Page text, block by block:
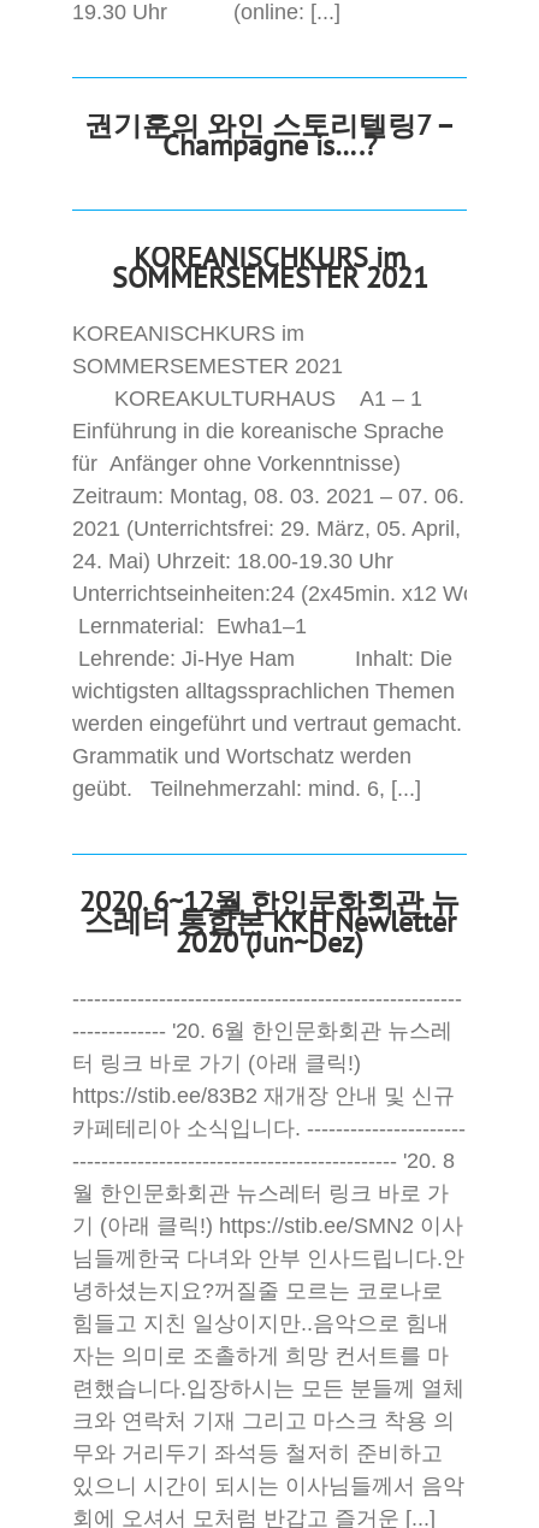
19.30 Uhr (online: [...]
권기훈의 와인 스토리텔링7 –
Champagne is….?
KOREANISCHKURS im
SOMMERSEMESTER 2021
KOREANISCHKURS im
SOMMERSEMESTER 2021
KOREAKULTURHAUS A1 – 1
Einführung in die koreanische Sprache
für Anfänger ohne Vorkenntnisse)
Zeitraum: Montag, 08. 03. 2021 – 07. 06.
2021 (Unterrichtsfrei: 29. März, 05. April,
24. Mai) Uhrzeit: 18.00-19.30 Uhr
Unterrichtseinheiten:24 (2x45min. x12 Wochen)
Lernmaterial: Ewha1–1
Lehrende: Ji-Hye Ham Inhalt: Die
wichtigsten alltagssprachlichen Themen
werden eingeführt und vertraut gemacht.
Grammatik und Wortschatz werden
geübt. Teilnehmerzahl: mind. 6, [...]
2020. 6~12월 한인문화회관 뉴
스레터 통합본 KKH Newletter
2020 (Jun~Dez)
------------------------------------------------------
------------- '20. 6월 한인문화회관 뉴스레
터 링크 바로 가기 (아래 클릭!)
https://stib.ee/83B2 재개장 안내 및 신규
카페테리아 소식입니다. ----------------------
--------------------------------------------- '20. 8
월 한인문화회관 뉴스레터 링크 바로 가
기 (아래 클릭!) https://stib.ee/SMN2 이사
님들께한국 다녀와 안부 인사드립니다.안
녕하셨는지요?꺼질줄 모르는 코로나로
힘들고 지친 일상이지만..음악으로 힘내
자는 의미로 조촐하게 희망 컨서트를 마
련했습니다.입장하시는 모든 분들께 열체
크와 연락처 기재 그리고 마스크 착용 의
무와 거리두기 좌석등 철저히 준비하고
있으니 시간이 되시는 이사님들께서 음악
회에 오셔서 모처럼 반갑고 즐거운 [...]